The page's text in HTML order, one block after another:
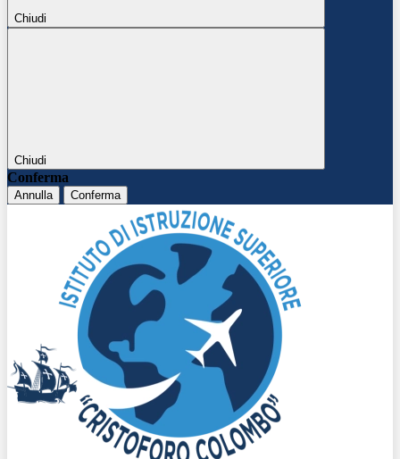
Chiudi
Chiudi
Conferma
Annulla Conferma